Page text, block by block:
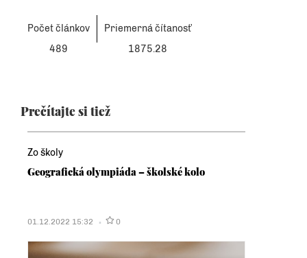
Počet článkov
Priemerná čítanosť
489
1875.28
Prečítajte si tiež
Zo školy
Geografická olympiáda – školské kolo
01.12.2022 15:32 0